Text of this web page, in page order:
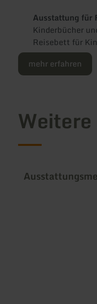
Ausstattung für
Kinderbücher
Reisebett für
mehr erfahren